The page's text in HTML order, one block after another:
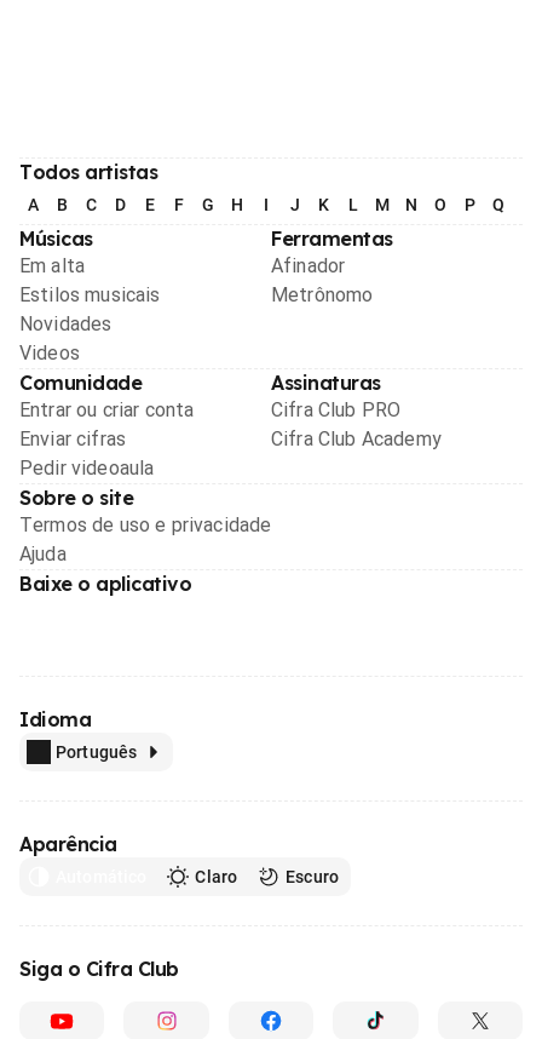
Todos artistas
A B C D E F G H I J K L M N O P Q
Músicas
Em alta
Estilos musicais
Novidades
Videos
Ferramentas
Afinador
Metrônomo
Comunidade
Entrar ou criar conta
Enviar cifras
Pedir videoaula
Assinaturas
Cifra Club PRO
Cifra Club Academy
Sobre o site
Termos de uso e privacidade
Ajuda
Baixe o aplicativo
Idioma
Português
Aparência
Claro Escuro
Siga o Cifra Club